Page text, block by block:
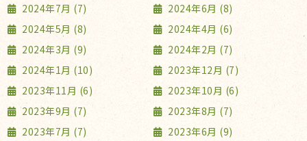
2024年7月 (7)
2024年6月 (8)
2024年5月 (8)
2024年4月 (6)
2024年3月 (9)
2024年2月 (7)
2024年1月 (10)
2023年12月 (7)
2023年11月 (6)
2023年10月 (6)
2023年9月 (7)
2023年8月 (7)
2023年7月 (7)
2023年6月 (9)